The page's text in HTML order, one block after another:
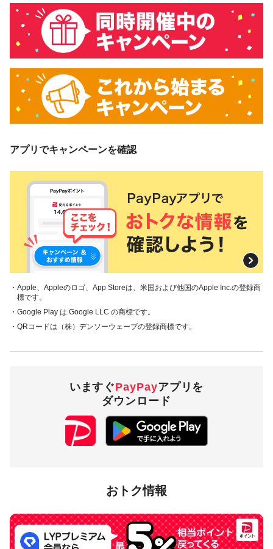
アプリでキャンペーンを確認
・Apple、Appleのロゴ、App Storeは、米国および他国のApple Inc.の登録商
標です。
・Google Play は Google LLC の商標です。
・QRコードは（株）デンソーウェーブの登録商標です。
いますぐPayPayアプリを
ダウンロード
おトク情報